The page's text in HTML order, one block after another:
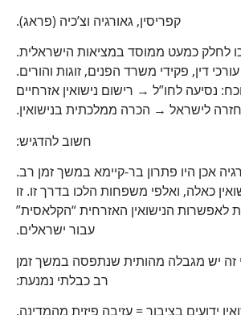
קפריסין, גאורגיה וצ’כיה (פראג).
לחלק כמעט ממוסד במציאות הישראלית.
דין, פקידי משרד הפנים, זוגות והורים.
נסיעה לחו”ל → רישום נישואין אזרחיים
לישראל → הכרה ממלכתית בנישואין.
חשוב להדגיש:
אכן היו פתרון בר-קיימא במשך זמן רב.
כאלה, ואלפי משפחות הלכו בדרך זו. זו
הנישואין האזרחית “הקלאסית”
עבור ישראלים.
יש מגבלה מהותית שנתפסה במשך זמן
רב כבלתי נמנעת:
ידועים בציבור = עזיבה פיזית מהמדינה.